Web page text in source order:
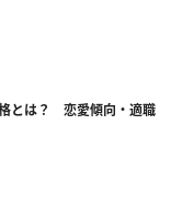
とは？ 恋愛傾向・適職